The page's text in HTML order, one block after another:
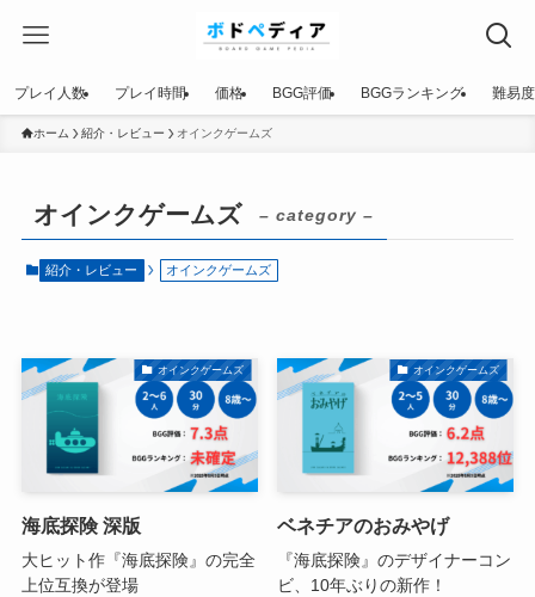
プレイ人数 プレイ時間 価格 BGG評価 BGGランキング 難易度
ホーム 紹介・レビュー オインクゲームズ
オインクゲームズ – category –
紹介・レビュー オインクゲームズ
オインクゲームズ
海底探険 深版
大ヒット作『海底探険』の完全
上位互換が登場
オインクゲームズ
ベネチアのおみやげ
『海底探険』のデザイナーコン
ビ、10年ぶりの新作！